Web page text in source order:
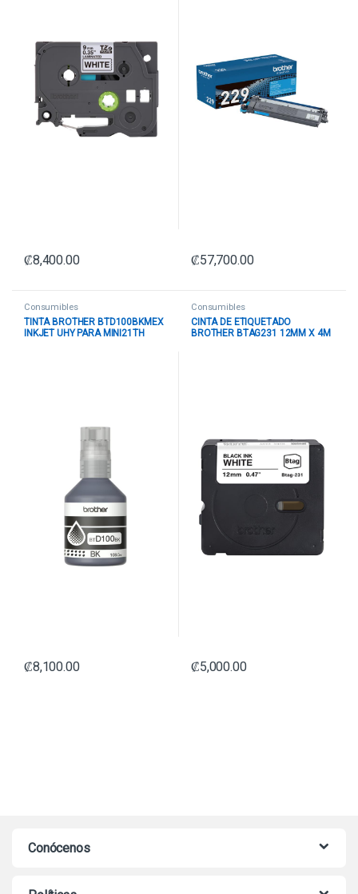
₡8,400.00 ₡57,700.00
Consumibles
TINTA BROTHER BTD100BKMEX
INKJET UHY PARA MINI21TH
₡8,100.00
Consumibles
CINTA DE ETIQUETADO
BROTHER BTAG231 12MM X 4M
₡5,000.00
Conócenos